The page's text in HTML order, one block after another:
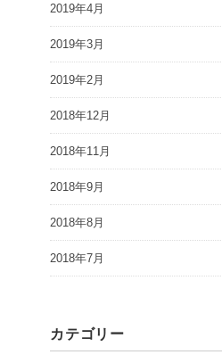
2019年4月
2019年3月
2019年2月
2018年12月
2018年11月
2018年9月
2018年8月
2018年7月
カテゴリー